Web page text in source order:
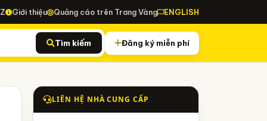
Giới thiệu Quảng cáo trên Trang Vàng ENGLISH
Tìm kiếm Đăng ký miễn phí
LIÊN HỆ NHÀ CUNG CẤP